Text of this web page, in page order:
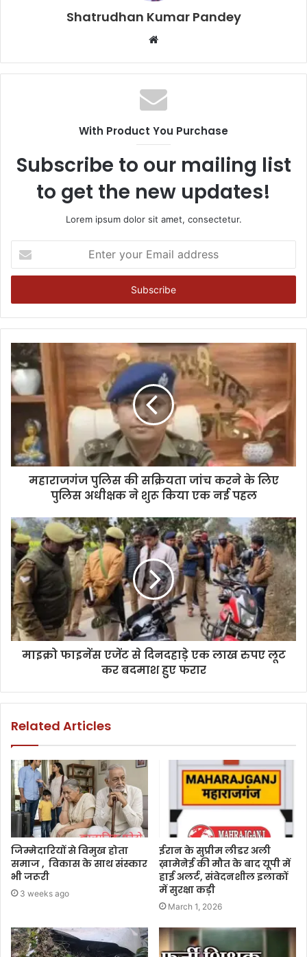
Shatrudhan Kumar Pandey
Website
With Product You Purchase
Subscribe to our mailing list
to get the new updates!
Lorem ipsum dolor sit amet, consectetur.
your
Email
महाराजगंज पुलिस की सक्रियता जांच करने के लिए
पुलिस अधीक्षक ने शुरू किया एक नई पहल
माइक्रो फाइनेंस एजेंट से दिनदहाड़े एक लाख रुपए लूट
कर बदमाश हुए फरार
Related Articles
जिम्मेदारियों से विमुख होता
समाज , विकास के साथ संस्कार
भी जरूरी
3 weeks ago
ईरान के सुप्रीम लीडर अली
ख़ामेनेई की मौत के बाद यूपी में
हाई अलर्ट, संवेदनशील इलाकों
में सुरक्षा कड़ी
March 1, 2026